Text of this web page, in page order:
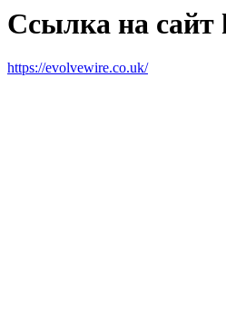
Ссылка на сайт
https://evolvewire.co.uk/